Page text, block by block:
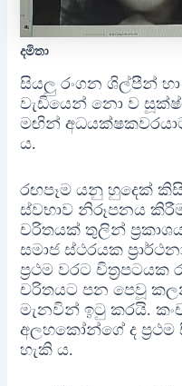
දමිතා
සියලු රංගන ශිල්පීන්
වැඩියෙන් නො ව
මඟින්
ය.
රඟපෑම යනු හුදෙක්
ස්වභාව නිරූපනය
චරිතයක් තුලින්
සමාජ ස්ථරයක
ප්‍රථම වරට චිත්‍රපටයක
චරිතයට පන පෙවූ
මැනවින් ඉටු කරයි.
අලහකෝන්ගේ ද ප්‍රථම
හැකි ය.